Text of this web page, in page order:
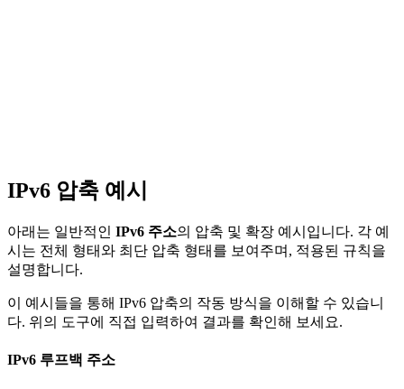
IPv6 압축 예시
아래는 일반적인 IPv6 주소의 압축 및 확장 예시입니다. 각 예
시는 전체 형태와 최단 압축 형태를 보여주며, 적용된 규칙을
설명합니다.
이 예시들을 통해 IPv6 압축의 작동 방식을 이해할 수 있습니
다. 위의 도구에 직접 입력하여 결과를 확인해 보세요.
IPv6 루프백 주소